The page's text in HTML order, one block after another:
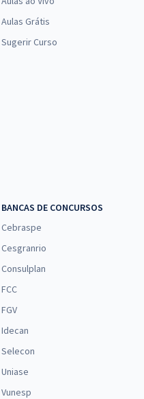
Aulas Grátis
Sugerir Curso
BANCAS DE CONCURSOS
Cebraspe
Cesgranrio
Consulplan
FCC
FGV
Idecan
Selecon
Uniase
Vunesp